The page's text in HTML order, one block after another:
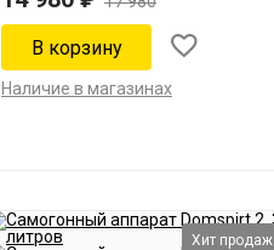
Наличие в магазинах
Хит продаж